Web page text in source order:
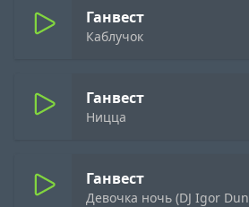
Ганвест
Каблучок
Ганвест
Ницца
Ганвест
Девочка ночь (DJ Igor